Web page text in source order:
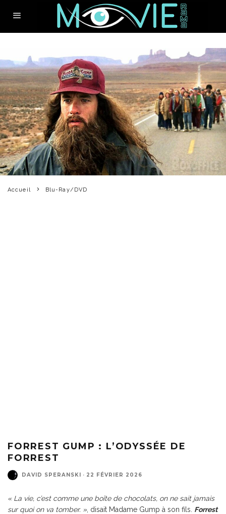
Accueil Blu-Ray/DVD
FORREST GUMP : L’ODYSSÉE DE
FORREST
DAVID SPERANSKI · 22 FÉVRIER 2026
« La vie, c’est comme une boîte de chocolats, on ne sait jamais
sur quoi on va tomber. », disait Madame Gump à son fils. Forrest